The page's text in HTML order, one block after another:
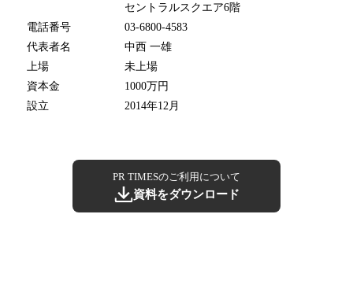
セントラルスクエア6階
電話番号
03-6800-4583
代表者名
中西 一雄
上場
未上場
資本金
1000万円
設立
2014年12月
PR TIMESのご利用について
資料をダウンロード